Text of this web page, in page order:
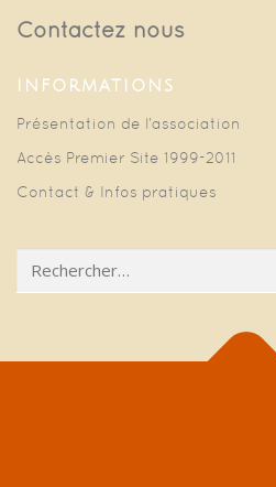
Contactez nous
INFORMATIONS
Présentation de l’association
Accès Premier Site 1999-2011
Contact & Infos pratiques
Rechercher :